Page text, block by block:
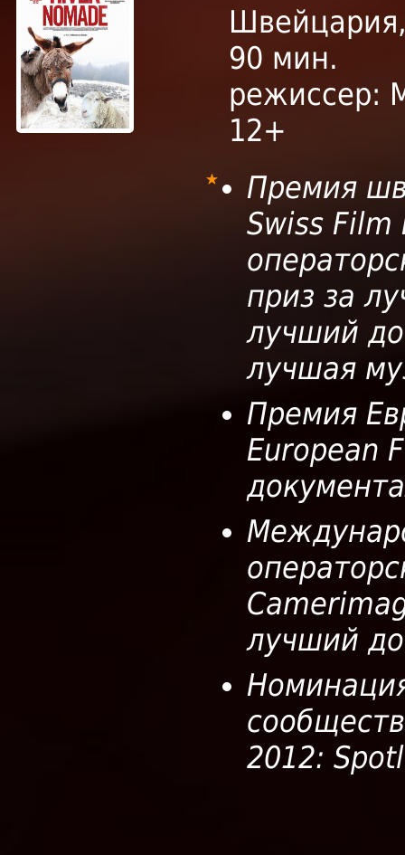
90 мин.
режиссер:
12+
Премия
Swiss
приз за
лучший
лучшая
Премия
European
лучший
2012: